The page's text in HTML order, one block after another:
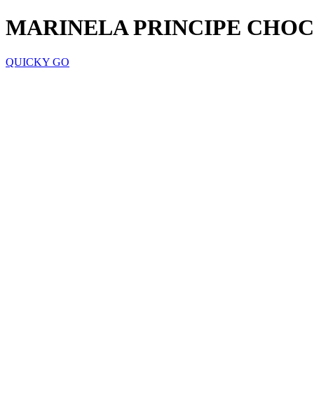
MARINELA PRINCIPE
QUICKY GO